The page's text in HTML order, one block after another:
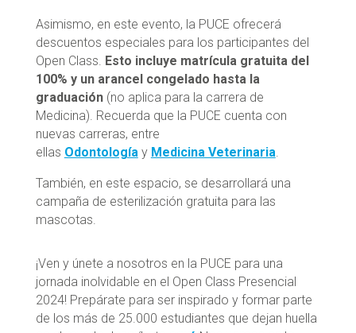
Asimismo, en este evento, la PUCE ofrecerá
descuentos especiales para los participantes del
Open Class. Esto incluye matrícula gratuita del
100% y un arancel congelado hasta la
graduación(no aplica para la carrera de
Medicina). Recuerda que la PUCE cuenta con
nuevas carreras, entre
ellas Odontologíay Medicina Veterinaria.
También, en este espacio, se desarrollará una
campaña de esterilización gratuita para las
mascotas.
¡Ven y únete a nosotros en la PUCE para una
jornada inolvidable en el Open Class Presencial
2024! Prepárate para ser inspirado y formar parte
de los más de 25.000 estudiantes que dejan huella